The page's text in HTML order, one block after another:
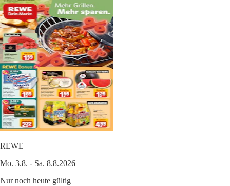
REWE
Mo. 3.8. - Sa. 8.8.2026
Nur noch heute gültig